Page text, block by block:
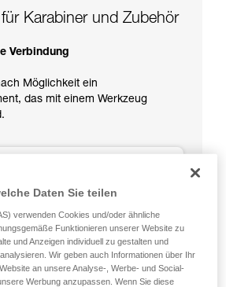
Karabiner und Zubehör
Verbindung
Möglichkeit ein
das mit einem Werkzeug
Daten Sie teilen
verwenden Cookies und/oder ähnliche
Funktionieren unserer Website zu
und Anzeigen individuell zu gestalten und
Wir geben auch Informationen über Ihr
an unsere Analyse-, Werbe- und Social-
Werbung anzupassen. Wenn Sie diese